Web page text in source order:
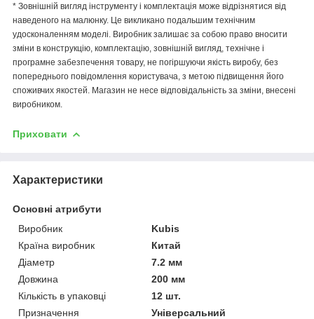
* Зовнішній вигляд інструменту і комплектація може відрізнятися від
наведеного на малюнку. Це викликано подальшим технічним
удосконаленням моделі. Виробник залишає за собою право вносити
зміни в конструкцію, комплектацію, зовнішній вигляд, технічне і
програмне забезпечення товару, не погіршуючи якість виробу, без
попереднього повідомлення користувача, з метою підвищення його
споживчих якостей. Магазин не несе відповідальність за зміни, внесені
виробником.
Приховати
Характеристики
Основні атрибути
Виробник
Kubis
Країна виробник
Китай
Діаметр
7.2 мм
Довжина
200 мм
Кількість в упаковці
12 шт.
Призначення
Універсальний